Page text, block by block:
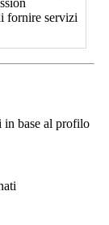
fornire servizi
in base al profilo